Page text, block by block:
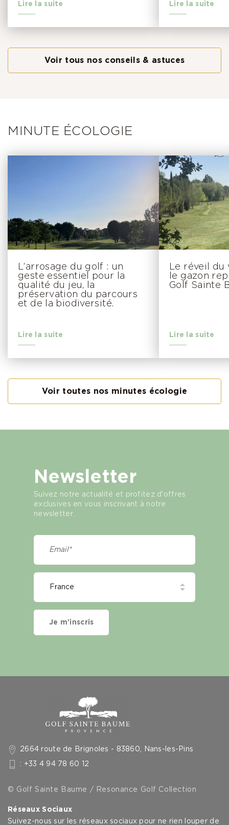
Lire la suite Lire la suite
Voir tous nos conseils & astuces
MINUTE ÉCOLOGIE
L’arrosage du golf : un
geste essentiel pour la
qualité du jeu, la
préservation du parcours
et de la biodiversité.
Lire la suite
Le réveil du
le gazon
Golf Sainte
Lire la suite
Voir toutes nos minutes écologie
2664 route de Brignoles - 83860, Nans-les-Pins
: +33 4 94 78 60 12
© Golf Sainte Baume / Resonance Golf Collection
Réseaux Sociaux
Suivez-nous sur les réseaux sociaux pour ne rien louper de
Newsletter
Suivez notre actualité et profitez d'offres
exclusives en vous inscrivant à notre
newsletter.
Je m'inscris